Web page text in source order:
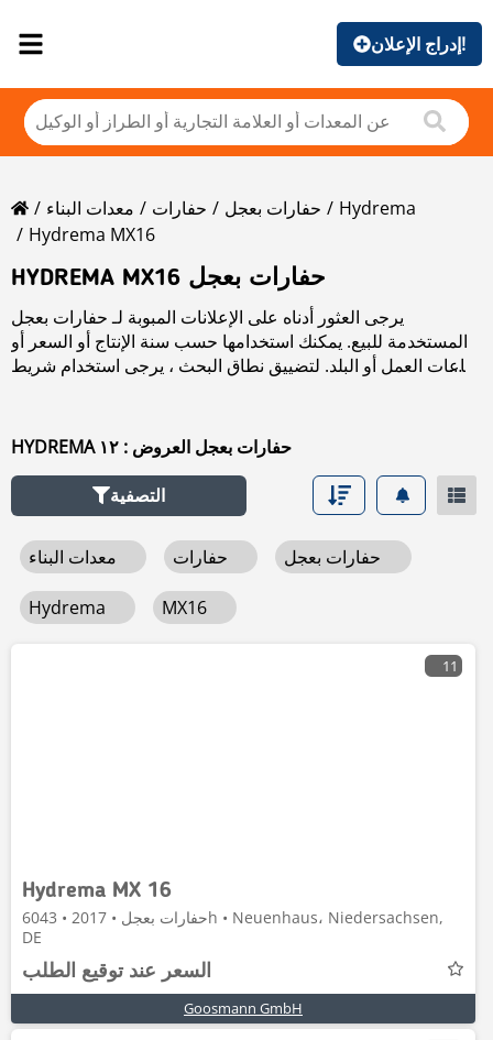
إدراج الإعلان!
معدات البناء حفارات حفارات بعجل
Hydrema
Hydrema MX16
HYDREMA MX16 حفارات بعجل
يرجى العثور أدناه على الإعلانات المبوبة لـ حفارات بعجل
المستخدمة للبيع. يمكنك استخدامها حسب سنة الإنتاج أو السعر أو
ساعات العمل أو البلد. لتضييق نطاق البحث ، يرجى استخدام شريط
HYDREMA حفارات بعجل العروض : ١٢
التصفية
Hydrema MX16
11
Hydrema MX 16
حفارات بعجل • 2017 • 6043h • Neuenhaus، Niedersachsen,
DE
السعر عند توقيع الطلب
Goosmann GmbH